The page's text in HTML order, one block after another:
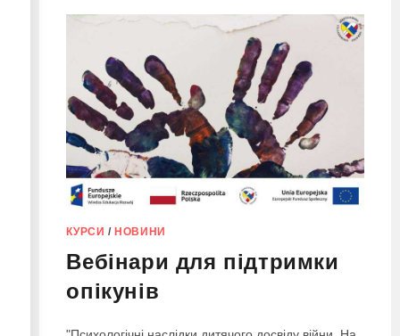
КУРСИ /НОВИНИ
Bебінари для підтримки
опікунів